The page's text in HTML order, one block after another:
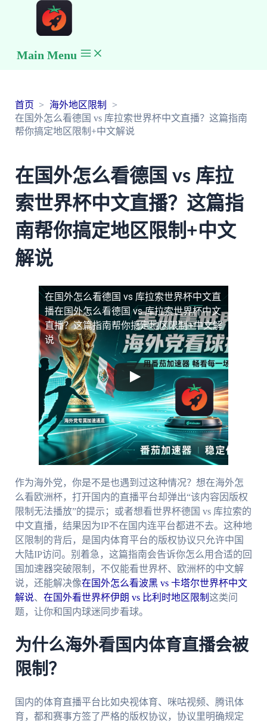
Main Menu
首页
海外地区限制
在国外怎么看德国 vs 库拉索世界杯中文直播？这篇指南
帮你搞定地区限制+中文解说
在国外怎么看德国 vs 库拉
索世界杯中文直播？这篇指
南帮你搞定地区限制+中文
解说
在国外怎么看德国 vs 库拉索世界杯中文直
播在国外怎么看德国 vs 库拉索世界杯中文
直播？这篇指南帮你搞定地区限制+中文解
说
作为海外党，你是不是也遇到过这种情况？想在海外怎
么看欧洲杯，打开国内的直播平台却弹出“该内容因版权
限制无法播放”的提示；或者想看世界杯德国 vs 库拉索的
中文直播，结果因为IP不在国内连平台都进不去。这种地
区限制的背后，是国内体育平台的版权协议只允许中国
大陆IP访问。别着急，这篇指南会告诉你怎么用合适的回
国加速器突破限制，不仅能看世界杯、欧洲杯的中文解
说，还能解决像在国外怎么看波黑 vs 卡塔尔世界杯中文
解说、 在国外看世界杯伊朗 vs 比利时地区限制 这类问
题，让你和国内球迷同步看球。
为什么海外看国内体育直播会被
限制？
国内的体育直播平台比如央视体育、咪咕视频、腾讯体
育，都和赛事方签了严格的版权协议，协议里明确规定